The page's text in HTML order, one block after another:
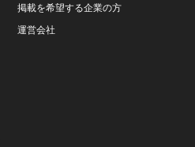
掲載を希望する企業の方
運営会社